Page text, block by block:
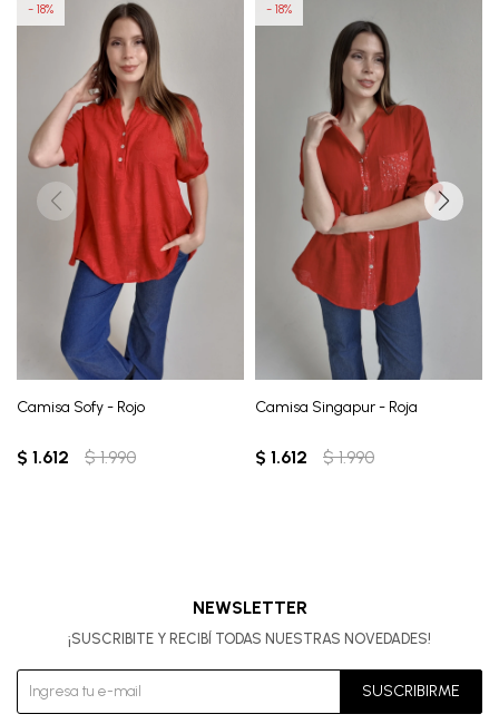
Camisa Sofy - Rojo
$ 1.612 $ 1.990
18
Camisa Singapur - Roja
$ 1.612 $ 1.990
18
NEWSLETTER
¡SUSCRIBITE Y RECIBÍ TODAS NUESTRAS NOVEDADES!
SUSCRIBIRME